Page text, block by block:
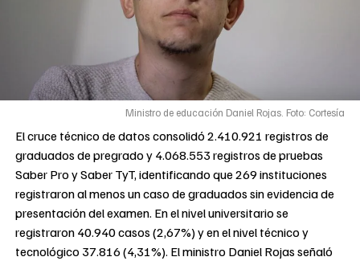
Ministro de educación Daniel Rojas. Foto: Cortesía
El cruce técnico de datos consolidó 2.410.921 registros de
graduados de pregrado y 4.068.553 registros de pruebas
Saber Pro y Saber TyT, identificando que 269 instituciones
registraron al menos un caso de graduados sin evidencia de
presentación del examen. En el nivel universitario se
registraron 40.940 casos (2,67%) y en el nivel técnico y
tecnológico 37.816 (4,31%). El ministro Daniel Rojas señaló